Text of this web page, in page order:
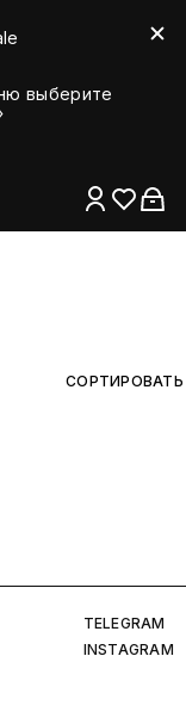
выберите
СОРТИРОВАТЬ
TELEGRAM
INSTAGRAM